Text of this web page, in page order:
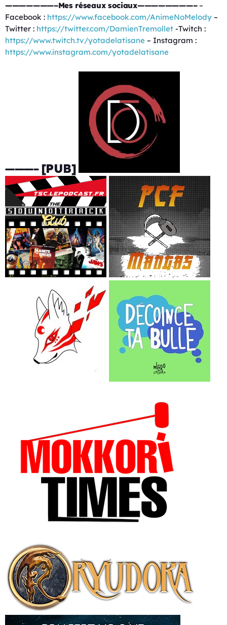
———————–Mes réseaux sociaux————————––
Facebook : https://www.facebook.com/AnimeNoMelody –
Twitter : https://twitter.com/DamienTremollet -Twitch :
https://www.twitch.tv/yotadelatisane – Instagram :
https://www.instagram.com/yotadelatisane
———- [PUB]